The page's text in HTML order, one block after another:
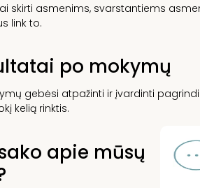
skirti asmenims, svarstantiems
link to.
po mokymų
gebėsi atpažinti ir įvardinti
kelią rinktis.
apie mūsų